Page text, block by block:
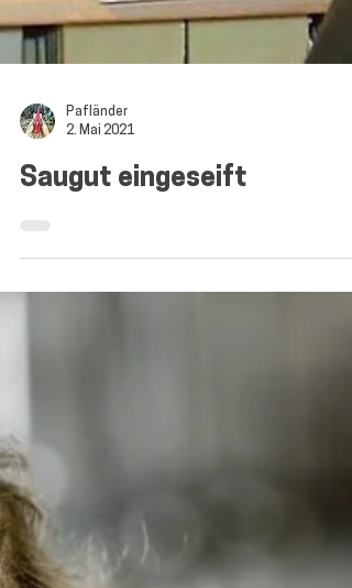
2. Mai 2021